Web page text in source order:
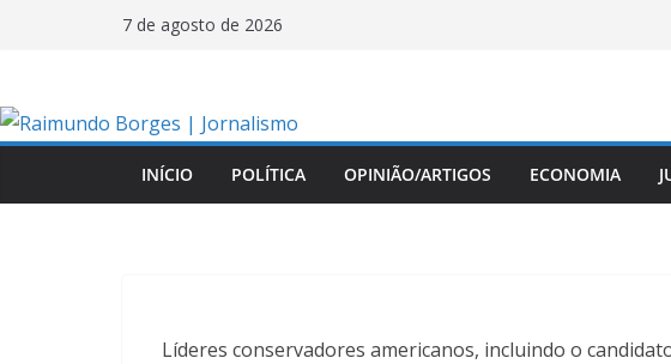
conteúdo
7 de agosto de 2026
INÍCIO POLÍTICA OPINIÃO/ARTIGOS ECONOMIA
Líderes conservadores americanos, incluindo o